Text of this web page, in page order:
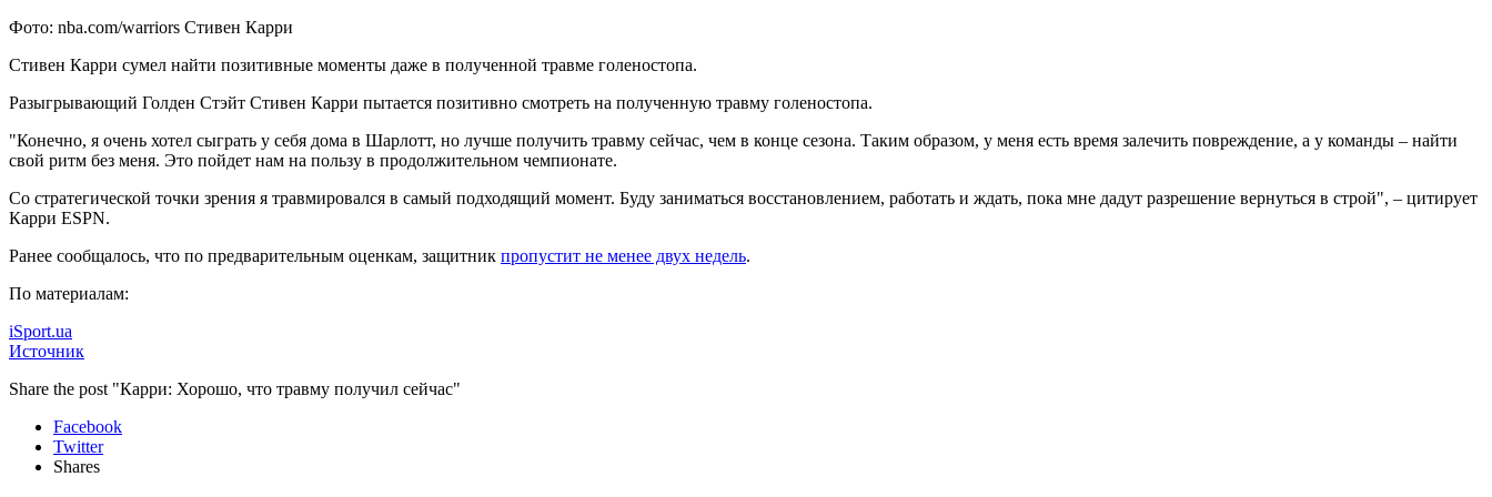
Фото: nba.com/warriors Стивен Карри
Стивен Карри сумел найти позитивные моменты даже в полученной травме голеностопа.
Разыгрывающий Голден Стэйт Стивен Карри пытается позитивно смотреть на полученную травму голеностопа.
"Конечно, я очень хотел сыграть у себя дома в Шарлотт, но лучше получить травму сейчас, чем в конце сезона. Таким образом, у меня есть время залечить повреждение, а у команды – найти
свой ритм без меня. Это пойдет нам на пользу в продолжительном чемпионате.
Со стратегической точки зрения я травмировался в самый подходящий момент. Буду заниматься восстановлением, работать и ждать, пока мне дадут разрешение вернуться в строй", – цитирует
Карри ESPN.
Ранее сообщалось, что по предварительным оценкам, защитник пропустит не менее двух недель.
По материалам:
iSport.ua
Источник
Share the post "Карри: Хорошо, что травму получил сейчас"
Facebook
Twitter
Shares